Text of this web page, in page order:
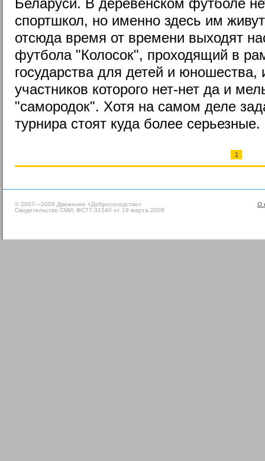
спортшкол, но именно здесь им
отсюда время от времени выходят
футбола "Колосок", проходящий в
государства для детей и
участников которого нет-нет да и
"самородок". Хотя на самом деле
турнира стоят куда более серьезные.
1
О
© 2007—2008 Движение «Добрососедство»
Свидетельство СМИ: ФС77-31540 от 19 марта 2008